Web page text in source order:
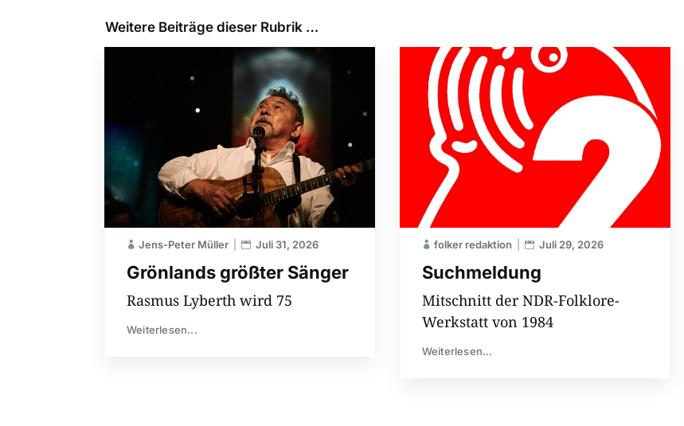
Weitere Beiträge dieser Rubrik …
Grönlands größter Sänger
Jens-Peter Müller Juli 31, 2026
Rasmus Lyberth wird 75
Weiterlesen...
Suchmeldung
folker redaktion Juli 29, 2026
Mitschnitt der NDR-Folklore-
Werkstatt von 1984
Weiterlesen...